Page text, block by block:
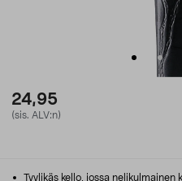
24,95
(sis. ALV:n)
Tyylikäs kello, jossa nelikulmainen